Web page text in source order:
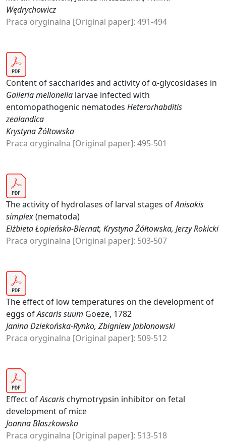
Wędrychowicz
Praca oryginalna [Original paper]: 491-494
Content of saccharides and activity of α-glycosidases in
Galleria mellonella larvae infected with
entomopathogenic nematodes Heterorhabditis
zealandica
Krystyna Żółtowska
Praca oryginalna [Original paper]: 495-501
The activity of hydrolases of larval stages ofAnisakis
simplex(nematoda)
Elżbieta Łopieńska-Biernat, Krystyna Żółtowska, Jerzy Rokicki
Praca oryginalna [Original paper]: 503-507
The effect of low temperatures on the development of
eggs ofAscaris suum Goeze, 1782
Janina Dziekońska-Rynko, Zbigniew Jabłonowski
Praca oryginalna [Original paper]: 509-512
Effect ofAscaris chymotrypsin inhibitor on fetal
development of mice
Joanna Błaszkowska
Praca oryginalna [Original paper]: 513-518